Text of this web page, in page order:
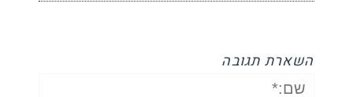
השארת תגובה
שם:*